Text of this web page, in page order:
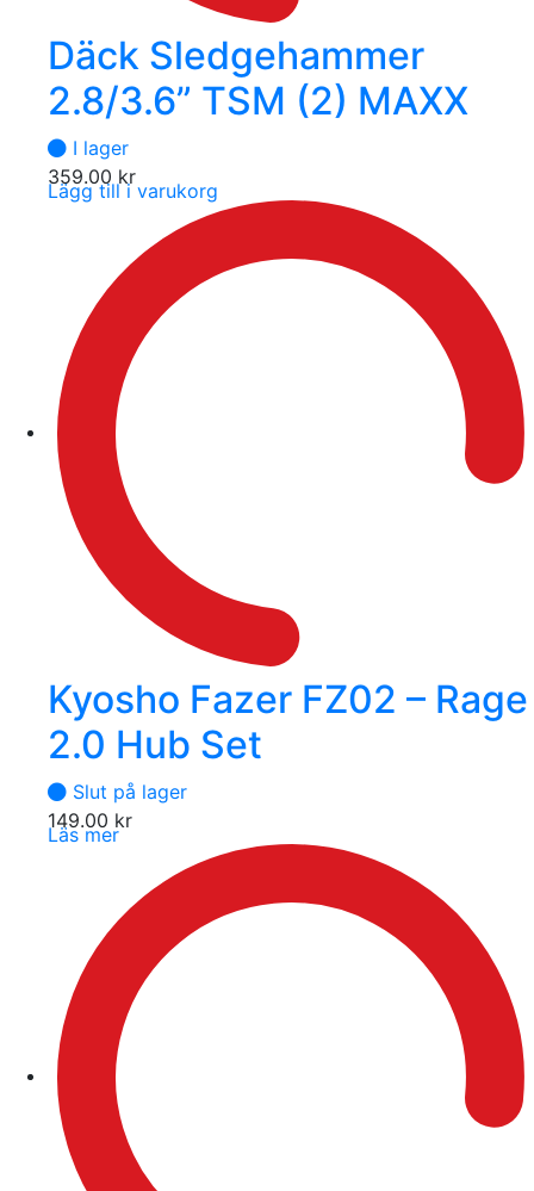
Däck Sledgehammer
2.8/3.6” TSM (2) MAXX
I lager
359.00 kr
Lägg till i varukorg
Kyosho Fazer FZ02 – Rage
2.0 Hub Set
Slut på lager
149.00 kr
Läs mer